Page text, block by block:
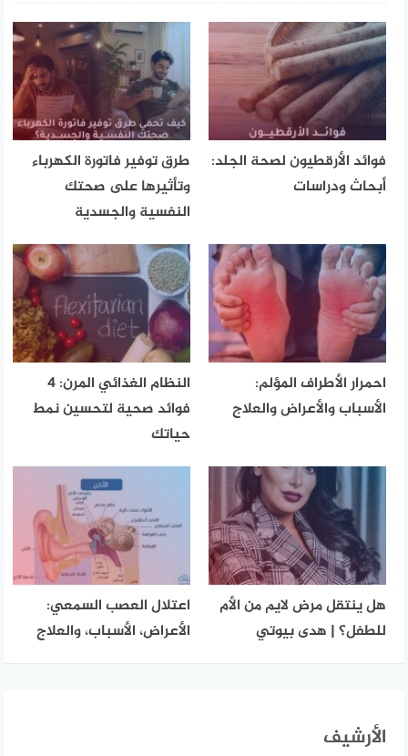
فوائد الأرقطيون لصحة الجلد:
أبحاث ودراسات
طرق توفير فاتورة الكهرباء
وتأثيرها على صحتك
النفسية والجسدية
احمرار الأطراف المؤلم:
الأسباب والأعراض والعلاج
النظام الغذائي المرن: 4
فوائد صحية لتحسين نمط
حياتك
هل ينتقل مرض لايم من الأم
للطفل؟ | هدى بيوتي
اعتلال العصب السمعي:
الأعراض، الأسباب، والعلاج
الأرشيف